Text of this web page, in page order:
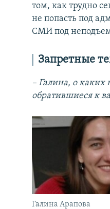
том, как трудно
не попасть под
СМИ под
Запретные
– Галина, о
обратившиеся к
Галина Арапова